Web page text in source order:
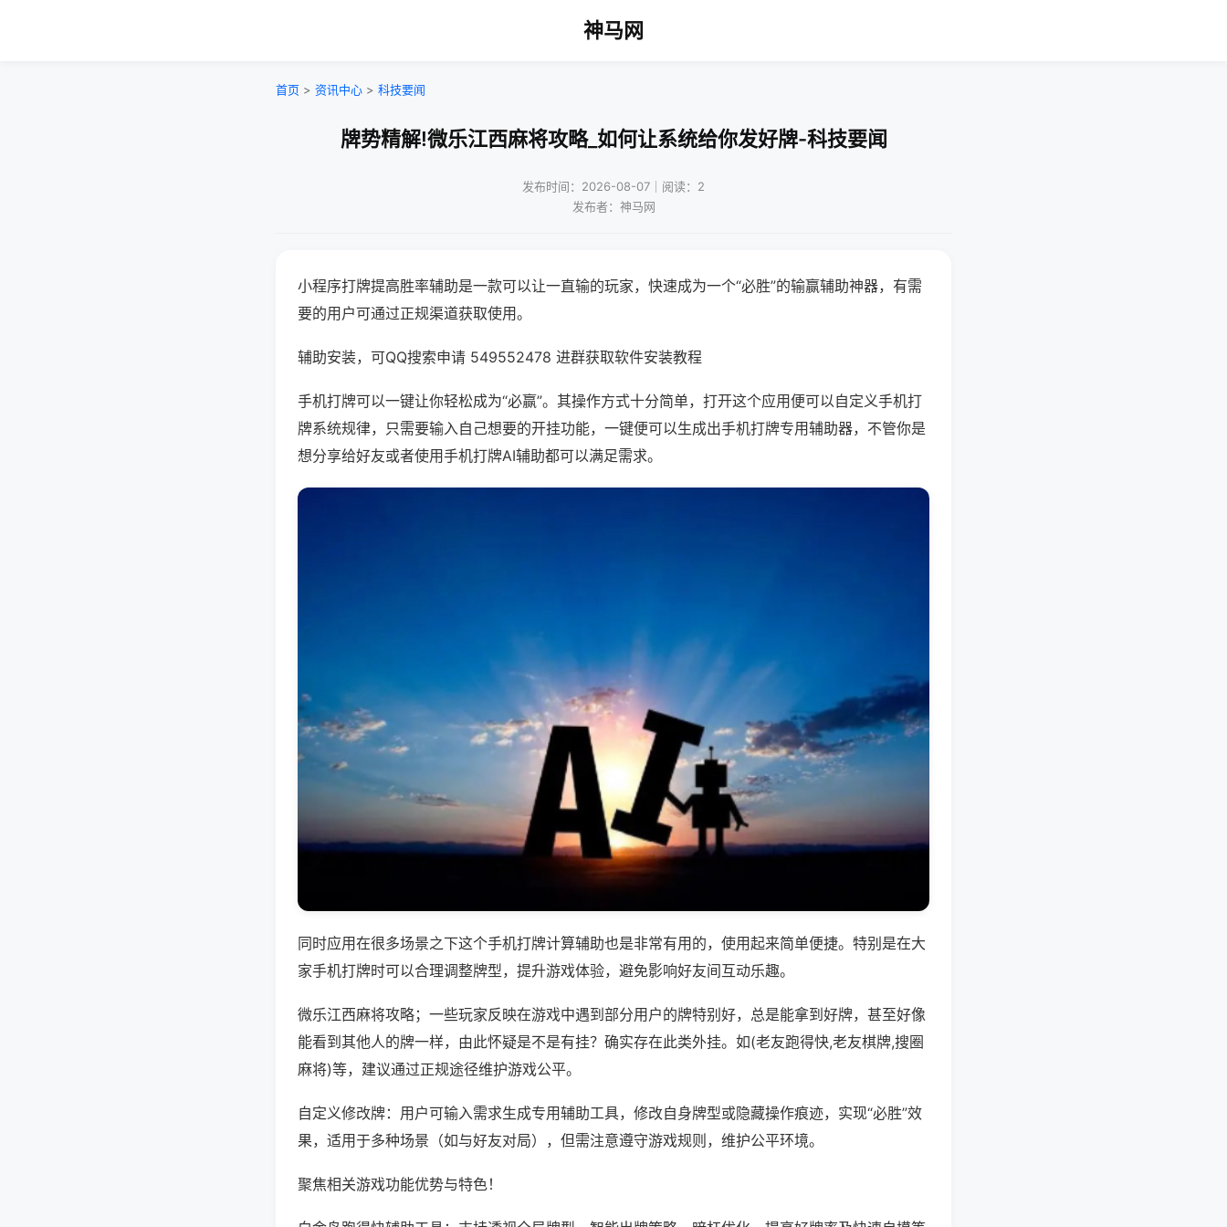
神马网
首页 > 资讯中心 > 科技要闻
牌势精解!微乐江西麻将攻略_如何让系统给你发好牌-科技要闻
发布时间：2026-08-07｜阅读：2
发布者：神马网
小程序打牌提高胜率辅助是一款可以让一直输的玩家，快速成为一个“必胜”的输赢辅助神器，有需
要的用户可通过正规渠道获取使用。
辅助安装，可QQ搜索申请 549552478 进群获取软件安装教程
手机打牌可以一键让你轻松成为“必赢”。其操作方式十分简单，打开这个应用便可以自定义手机打
牌系统规律，只需要输入自己想要的开挂功能，一键便可以生成出手机打牌专用辅助器，不管你是
想分享给好友或者使用手机打牌AI辅助都可以满足需求。
同时应用在很多场景之下这个手机打牌计算辅助也是非常有用的，使用起来简单便捷。特别是在大
家手机打牌时可以合理调整牌型，提升游戏体验，避免影响好友间互动乐趣。
微乐江西麻将攻略；一些玩家反映在游戏中遇到部分用户的牌特别好，总是能拿到好牌，甚至好像
能看到其他人的牌一样，由此怀疑是不是有挂？确实存在此类外挂。如(老友跑得快,老友棋牌,搜圈
麻将)等，建议通过正规途径维护游戏公平。
自定义修改牌：用户可输入需求生成专用辅助工具，修改自身牌型或隐藏操作痕迹，实现“必胜”效
果，适用于多种场景（如与好友对局），但需注意遵守游戏规则，维护公平环境。
聚焦相关游戏功能优势与特色！